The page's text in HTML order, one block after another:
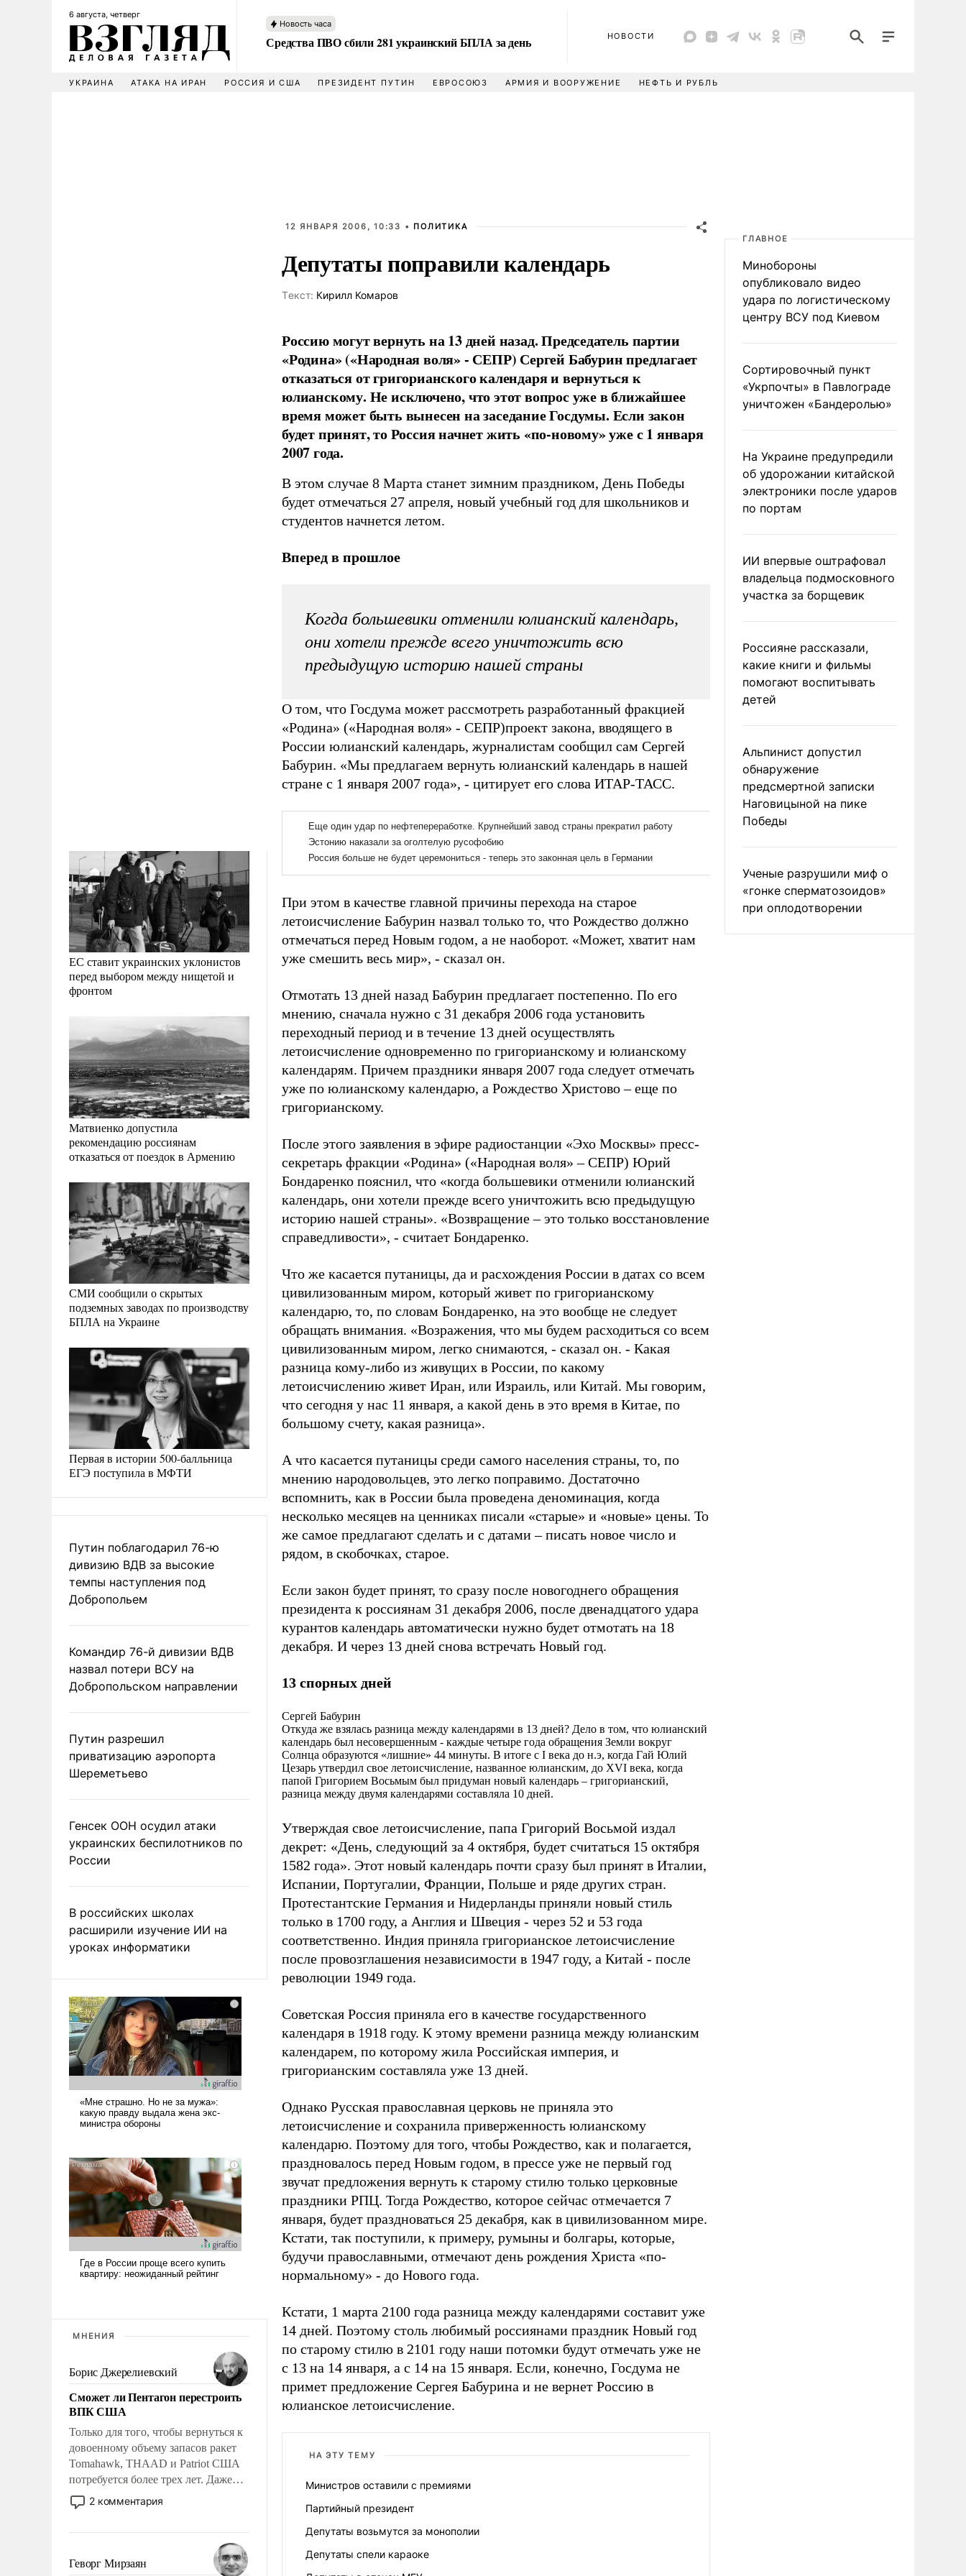
6 августа, четверг
Новость часа
Средства ПВО сбили 281 украинский БПЛА за день НОВОСТИ
УКРАИНА АТАКА НА ИРАН РОССИЯ И США ПРЕЗИДЕНТ ПУТИН ЕВРОСОЮЗ АРМИЯ И ВООРУЖЕНИЕ НЕФТЬ И РУБЛЬ
ЕС ставит украинских уклонистов
перед выбором между нищетой и
фронтом
Матвиенко допустила
рекомендацию россиянам
отказаться от поездок в Армению
СМИ сообщили о скрытых
подземных заводах по производству
БПЛА на Украине
Первая в истории 500-балльница
ЕГЭ поступила в МФТИ
Путин поблагодарил 76-ю
дивизию ВДВ за высокие
темпы наступления под
Добропольем
Командир 76-й дивизии ВДВ
назвал потери ВСУ на
Добропольском направлении
Путин разрешил
приватизацию аэропорта
Шереметьево
Генсек ООН осудил атаки
украинских беспилотников по
России
В российских школах
расширили изучение ИИ на
уроках информатики
МНЕНИЯ
Борис Джерелиевский
Сможет ли Пентагон перестроить
ВПК США
Только для того, чтобы вернуться к
довоенному объему запасов ракет
Tomahawk, THAAD и Patriot США
потребуется более трех лет. Даже
небольшая война с Ираном
опустошила американские
уязвимости США, например, перед
2 комментария
Геворг Мирзаян
12 ЯНВАРЯ 2006, 10:33 • ПОЛИТИКА
Депутаты поправили календарь
Tекст: Кирилл Комаров
Россию могут вернуть на 13 дней назад. Председатель партии
«Родина» («Народная воля» - СЕПР) Сергей Бабурин предлагает
отказаться от григорианского календаря и вернуться к
юлианскому. Не исключено, что этот вопрос уже в ближайшее
время может быть вынесен на заседание Госдумы. Если закон
будет принят, то Россия начнет жить «по-новому» уже с 1 января
2007 года.
В этом случае 8 Марта станет зимним праздником, День Победы
будет отмечаться 27 апреля, новый учебный год для школьников и
студентов начнется летом.
Вперед в прошлое
Когда большевики отменили юлианский календарь,
они хотели прежде всего уничтожить всю
предыдущую историю нашей страны
О том, что Госдума может рассмотреть разработанный фракцией
«Родина» («Народная воля» - СЕПР)проект закона, вводящего в
России юлианский календарь, журналистам сообщил сам Сергей
Бабурин. «Мы предлагаем вернуть юлианский календарь в нашей
стране с 1 января 2007 года», - цитирует его слова ИТАР-ТАСС.
При этом в качестве главной причины перехода на старое
летоисчисление Бабурин назвал только то, что Рождество должно
отмечаться перед Новым годом, а не наоборот. «Может, хватит нам
уже смешить весь мир», - сказал он.
Отмотать 13 дней назад Бабурин предлагает постепенно. По его
мнению, сначала нужно с 31 декабря 2006 года установить
переходный период и в течение 13 дней осуществлять
летоисчисление одновременно по григорианскому и юлианскому
календарям. Причем праздники января 2007 года следует отмечать
уже по юлианскому календарю, а Рождество Христово – еще по
григорианскому.
После этого заявления в эфире радиостанции «Эхо Москвы» пресс-
секретарь фракции «Родина» («Народная воля» – СЕПР) Юрий
Бондаренко пояснил, что «когда большевики отменили юлианский
календарь, они хотели прежде всего уничтожить всю предыдущую
историю нашей страны». «Возвращение – это только восстановление
справедливости», - считает Бондаренко.
Что же касается путаницы, да и расхождения России в датах со всем
цивилизованным миром, который живет по григорианскому
календарю, то, по словам Бондаренко, на это вообще не следует
обращать внимания. «Возражения, что мы будем расходиться со всем
цивилизованным миром, легко снимаются, - сказал он. - Какая
разница кому-либо из живущих в России, по какому
летоисчислению живет Иран, или Израиль, или Китай. Мы говорим,
что сегодня у нас 11 января, а какой день в это время в Китае, по
большому счету, какая разница».
А что касается путаницы среди самого населения страны, то, по
мнению народовольцев, это легко поправимо. Достаточно
вспомнить, как в России была проведена деноминация, когда
несколько месяцев на ценниках писали «старые» и «новые» цены. То
же самое предлагают сделать и с датами – писать новое число и
рядом, в скобочках, старое.
Если закон будет принят, то сразу после новогоднего обращения
президента к россиянам 31 декабря 2006, после двенадцатого удара
курантов календарь автоматически нужно будет отмотать на 18
декабря. И через 13 дней снова встречать Новый год.
13 спорных дней
Сергей Бабурин
Откуда же взялась разница между календарями в 13 дней? Дело в том, что юлианский
календарь был несовершенным - каждые четыре года обращения Земли вокруг
Солнца образуются «лишние» 44 минуты. В итоге с I века до н.э, когда Гай Юлий
Цезарь утвердил свое летоисчисление, названное юлианским, до XVI века, когда
папой Григорием Восьмым был придуман новый календарь – григорианский,
разница между двумя календарями составляла 10 дней.
Утверждая свое летоисчисление, папа Григорий Восьмой издал
декрет: «День, следующий за 4 октября, будет считаться 15 октября
1582 года». Этот новый календарь почти сразу был принят в Италии,
Испании, Португалии, Франции, Польше и ряде других стран.
Протестантские Германия и Нидерланды приняли новый стиль
только в 1700 году, а Англия и Швеция - через 52 и 53 года
соответственно. Индия приняла григорианское летоисчисление
после провозглашения независимости в 1947 году, а Китай - после
революции 1949 года.
Советская Россия приняла его в качестве государственного
календаря в 1918 году. К этому времени разница между юлианским
календарем, по которому жила Российская империя, и
григорианским составляла уже 13 дней.
Однако Русская православная церковь не приняла это
летоисчисление и сохранила приверженность юлианскому
календарю. Поэтому для того, чтобы Рождество, как и полагается,
праздновалось перед Новым годом, в прессе уже не первый год
звучат предложения вернуть к старому стилю только церковные
праздники РПЦ. Тогда Рождество, которое сейчас отмечается 7
января, будет праздноваться 25 декабря, как в цивилизованном мире.
Кстати, так поступили, к примеру, румыны и болгары, которые,
будучи православными, отмечают день рождения Христа «по-
нормальному» - до Нового года.
Кстати, 1 марта 2100 года разница между календарями составит уже
14 дней. Поэтому столь любимый россиянами праздник Новый год
по старому стилю в 2101 году наши потомки будут отмечать уже не
с 13 на 14 января, а с 14 на 15 января. Если, конечно, Госдума не
примет предложение Сергея Бабурина и не вернет Россию в
юлианское летоисчисление.
НА ЭТУ ТЕМУ
Министров оставили с премиями
Партийный президент
Депутаты возьмутся за монополии
Депутаты спели караоке
ГЛАВНОЕ
Минобороны
опубликовало видео
удара по логистическому
центру ВСУ под Киевом
Сортировочный пункт
«Укрпочты» в Павлограде
уничтожен «Бандеролью»
На Украине предупредили
об удорожании китайской
электроники после ударов
по портам
ИИ впервые оштрафовал
владельца подмосковного
участка за борщевик
Россияне рассказали,
какие книги и фильмы
помогают воспитывать
детей
Альпинист допустил
обнаружение
предсмертной записки
Наговицыной на пике
Победы
Ученые разрушили миф о
«гонке сперматозоидов»
при оплодотворении